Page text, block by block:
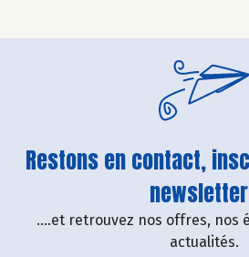
Restons en contact,
....et retrouvez nos offres, nos
actualités.